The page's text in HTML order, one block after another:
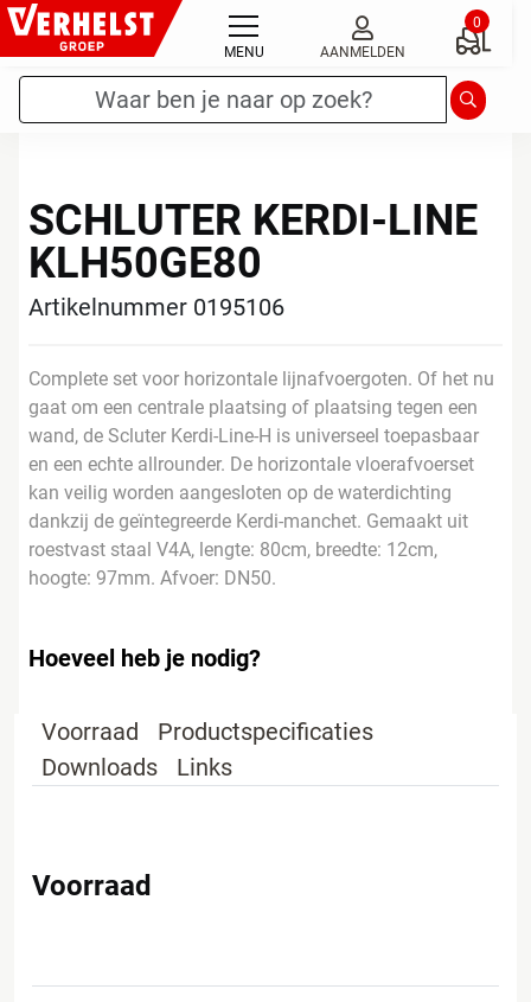
naar
de
inhoud
MENU AANMELDEN
0
Zoekterm* Zoeken
SCHLUTER KERDI-LINE
KLH50GE80
Artikelnummer 0195106
Complete set voor horizontale lijnafvoergoten. Of het nu
gaat om een centrale plaatsing of plaatsing tegen een
wand, de Scluter Kerdi-Line-H is universeel toepasbaar
en een echte allrounder. De horizontale vloerafvoerset
kan veilig worden aangesloten op de waterdichting
dankzij de geïntegreerde Kerdi-manchet. Gemaakt uit
roestvast staal V4A, lengte: 80cm, breedte: 12cm,
hoogte: 97mm. Afvoer: DN50.
Hoeveel heb je nodig?
Voorraad
Productspecificaties
Downloads
Links
Voorraad